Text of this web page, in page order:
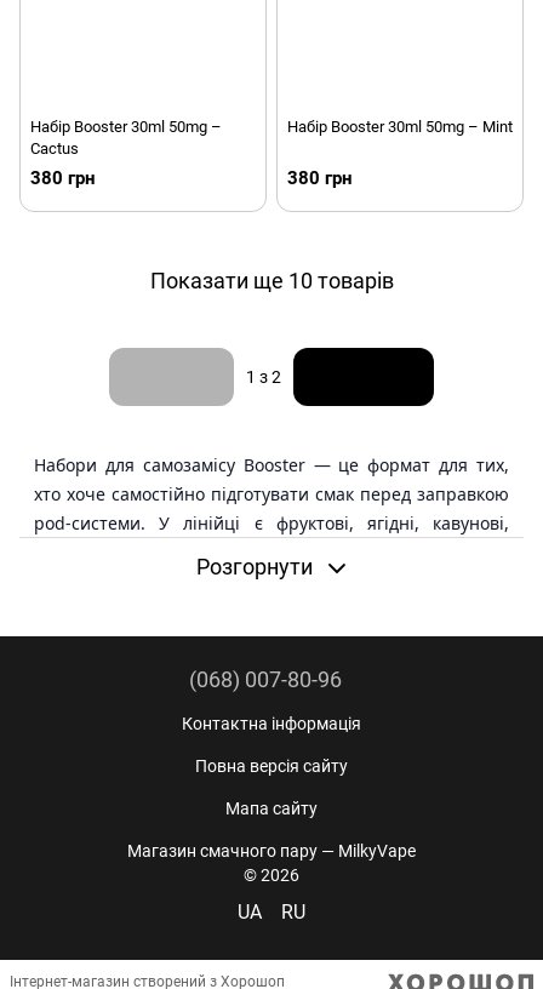
Набір Booster 30ml 50mg –
Cactus
380 грн
Набір Booster 30ml 50mg – Mint
380 грн
Показати ще 10 товарів
1 з 2
Набори для самозамісу Booster — це формат для тих,
хто хоче самостійно підготувати смак перед заправкою
pod-системи. У лінійці є фруктові, ягідні, кавунові,
і сумісність із вашим pod-пристроєм. Перед
використанням обов’язково відкрийте картку
самозаміс Booster — це набори 30 мл 50
смак, комплект, підготовка перед заправкою та
Розгорнути
(068) 007-80-96
Контактна інформація
Повна версія сайту
Мапа сайту
Магазин смачного пару — MilkyVape
© 2026
UA RU
Інтернет-магазин створений з Хорошоп